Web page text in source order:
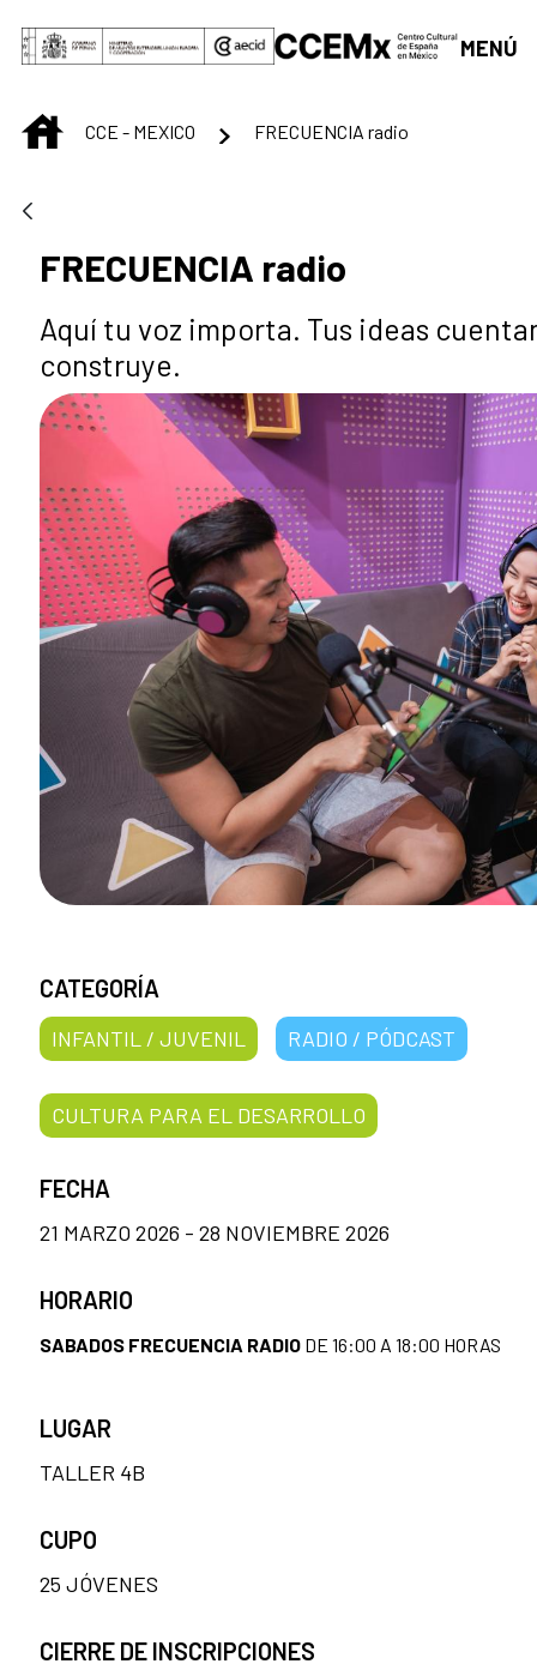
Saltar al contenido principal
MENÚ
INICIOCCE - MEXICO FRECUENCIA radio
FRECUENCIA radio
Aquí tu voz importa. Tus ideas
construye.
CATEGORÍA
INFANTIL / JUVENIL RADIO / PÓDCAST
CULTURA PARA EL DESARROLLO
FECHA
21 MARZO 2026 - 28 NOVIEMBRE 2026
HORARIO
SABADOS FRECUENCIA RADIO DE 16:00 A 18:00 HORAS
LUGAR
TALLER 4B
CUPO
25 JÓVENES
CIERRE DE INSCRIPCIONES